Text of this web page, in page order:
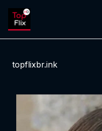
topflixbr.ink